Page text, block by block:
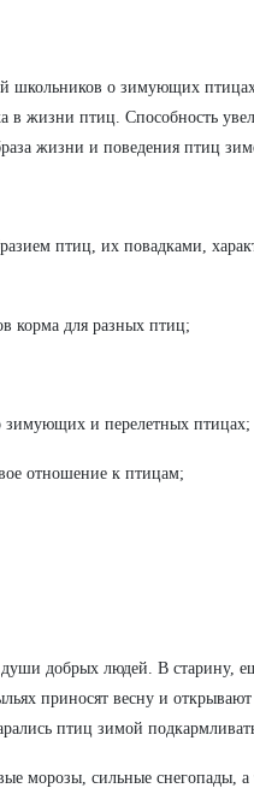
школьников о зимующих
в жизни птиц. Способность
жизни и поведения птиц
птиц, их повадками,
корма для разных птиц;
зимующих и перелетных птицах;
отношение к птицам;
добрых людей. В старину,
приносят весну и
птиц зимой
морозы, сильные снегопады, а